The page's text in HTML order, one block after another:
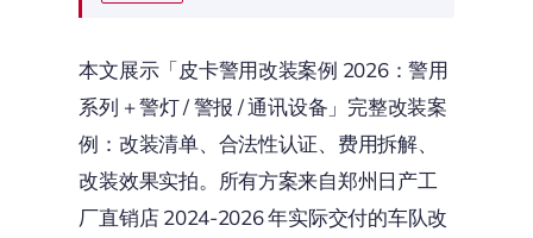
本文展示「皮卡警用改装案例 2026：警用
系列 + 警灯 / 警报 / 通讯设备」完整改装案
例：改装清单、合法性认证、费用拆解、
改装效果实拍。所有方案来自郑州日产工
厂直销店 2024-2026 年实际交付的车队改